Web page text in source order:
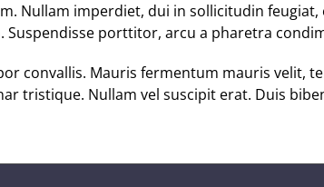
Nullam imperdiet, dui in sollicitudin
Suspendisse porttitor, arcu a pharetra
convallis. Mauris fermentum mauris
tristique. Nullam vel suscipit erat. Duis